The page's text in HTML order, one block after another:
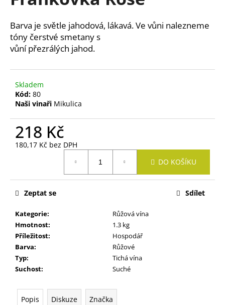
z
5
hvězdiček.
Barva je světle jahodová, lákavá. Ve vůni nalezneme
tóny čerstvé smetany s
vůní přezrálých jahod.
Skladem
Kód: 80
Naši vinaři Mikulica
218 Kč
180,17 Kč bez DPH
DO KOŠÍKU
Kategorie:
Růžová vína
Hmotnost:
1.3 kg
Příležitost:
Hospodář
Barva:
Růžové
Typ:
Tichá vína
Suchost: Suché
Zeptat se Sdílet
Popis Diskuze Značka
j
í
t
?
p
o
u
u
e
m